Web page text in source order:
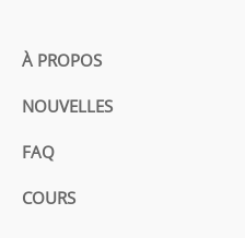
À PROPOS
NOUVELLES
FAQ
COURS